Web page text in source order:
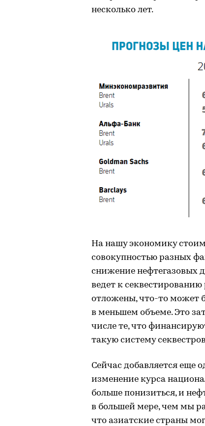
несколько лет.
На нашу экономику
совокупностью разных
снижение нефтегазовых
ведет к
отложены, что-то может
в меньшем объеме. Это
числе те, что
такую систему
Сейчас добавляется еще
изменение курса
больше понизиться, и
в большей мере, чем мы
что азиатские страны